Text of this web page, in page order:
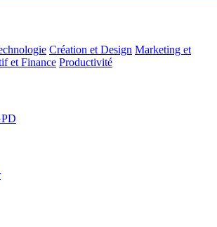
Création et Design Marketing et
et Finance Productivité